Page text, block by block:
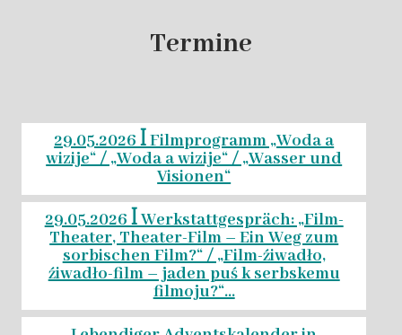
Termine
29.05.2026 ꟾ Filmprogramm „Woda a
wizije“ / „Woda a wizije“ / „Wasser und
Visionen“
29.05.2026 ꟾ Werkstattgespräch: „Film-
Theater, Theater-Film – Ein Weg zum
sorbischen Film?“ / „Film-źiwadło,
źiwadło-film – jaden puś k serbskemu
filmoju?“...